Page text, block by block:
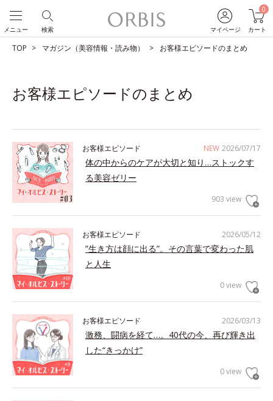
マイページ
0
カート
検索
メニュー
TOP マガジン（美容情報・読み物） お客様エピソードのまとめ
お客様エピソードのまとめ
NEW 2026/07/17
お客様エピソード
体の中からのケアが大切と知り…ストックす
る美容ゼリー
903 view
2026/05/12
お客様エピソード
”生き方は顔に出る”。その言葉で変わった肌
と人生
0 view
2026/03/13
お客様エピソード
激務、闘病を経て…。40代の今、再び輝き出
した“きっかけ”
0 view